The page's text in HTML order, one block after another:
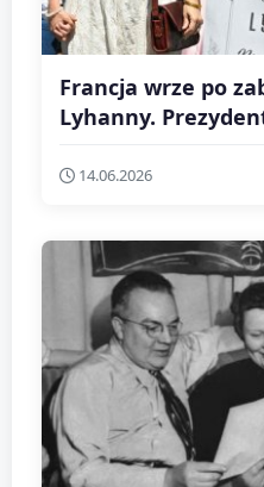
Francja wrze po
Lyhanny.
14.06.2026